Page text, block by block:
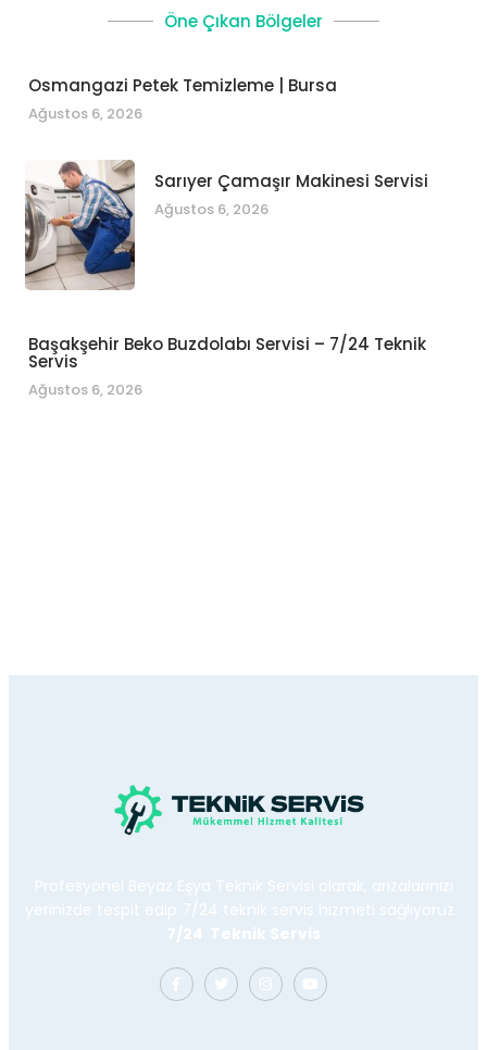
Öne Çıkan Bölgeler
Osmangazi Petek Temizleme | Bursa
Ağustos 6, 2026
Sarıyer Çamaşır Makinesi Servisi
Ağustos 6, 2026
Başakşehir Beko Buzdolabı Servisi – 7/24 Teknik
Servis
Ağustos 6, 2026
Profesyonel Beyaz Eşya Teknik Servisi olarak, arızalarınızı
yerinizde tespit edip 7/24 teknik servis hizmeti sağlıyoruz.
7/24 Teknik Servis